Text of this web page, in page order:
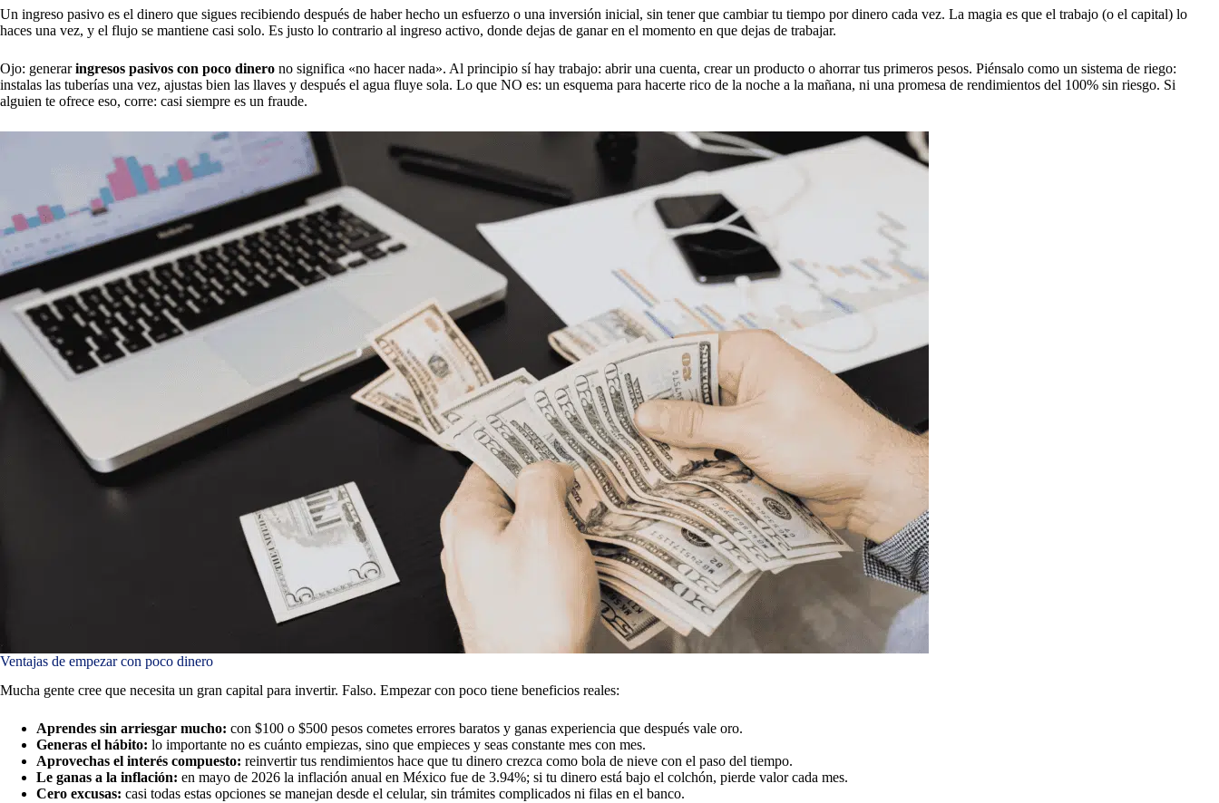
Un ingreso pasivo es el dinero que sigues recibiendo después de haber hecho un esfuerzo o una inversión inicial, sin tener que cambiar tu tiempo por dinero cada vez. La magia es que el trabajo (o el capital) lo
haces una vez, y el flujo se mantiene casi solo. Es justo lo contrario al ingreso activo, donde dejas de ganar en el momento en que dejas de trabajar.
Ojo: generaringresos pasivos con poco dinero no significa «no hacer nada». Al principio sí hay trabajo: abrir una cuenta, crear un producto o ahorrar tus primeros pesos. Piénsalo como un sistema de riego:
instalas las tuberías una vez, ajustas bien las llaves y después el agua fluye sola. Lo que NO es: un esquema para hacerte rico de la noche a la mañana, ni una promesa de rendimientos del 100% sin riesgo. Si
alguien te ofrece eso, corre: casi siempre es un fraude.
Ventajas de empezar con poco dinero
Mucha gente cree que necesita un gran capital para invertir. Falso. Empezar con poco tiene beneficios reales:
Aprendes sin arriesgar mucho: con $100 o $500 pesos cometes errores baratos y ganas experiencia que después vale oro.
Generas el hábito: lo importante no es cuánto empiezas, sino que empieces y seas constante mes con mes.
Aprovechas el interés compuesto: reinvertir tus rendimientos hace que tu dinero crezca como bola de nieve con el paso del tiempo.
Le ganas a la inflación: en mayo de 2026 la inflación anual en México fue de 3.94%; si tu dinero está bajo el colchón, pierde valor cada mes.
Cero excusas: casi todas estas opciones se manejan desde el celular, sin trámites complicados ni filas en el banco.